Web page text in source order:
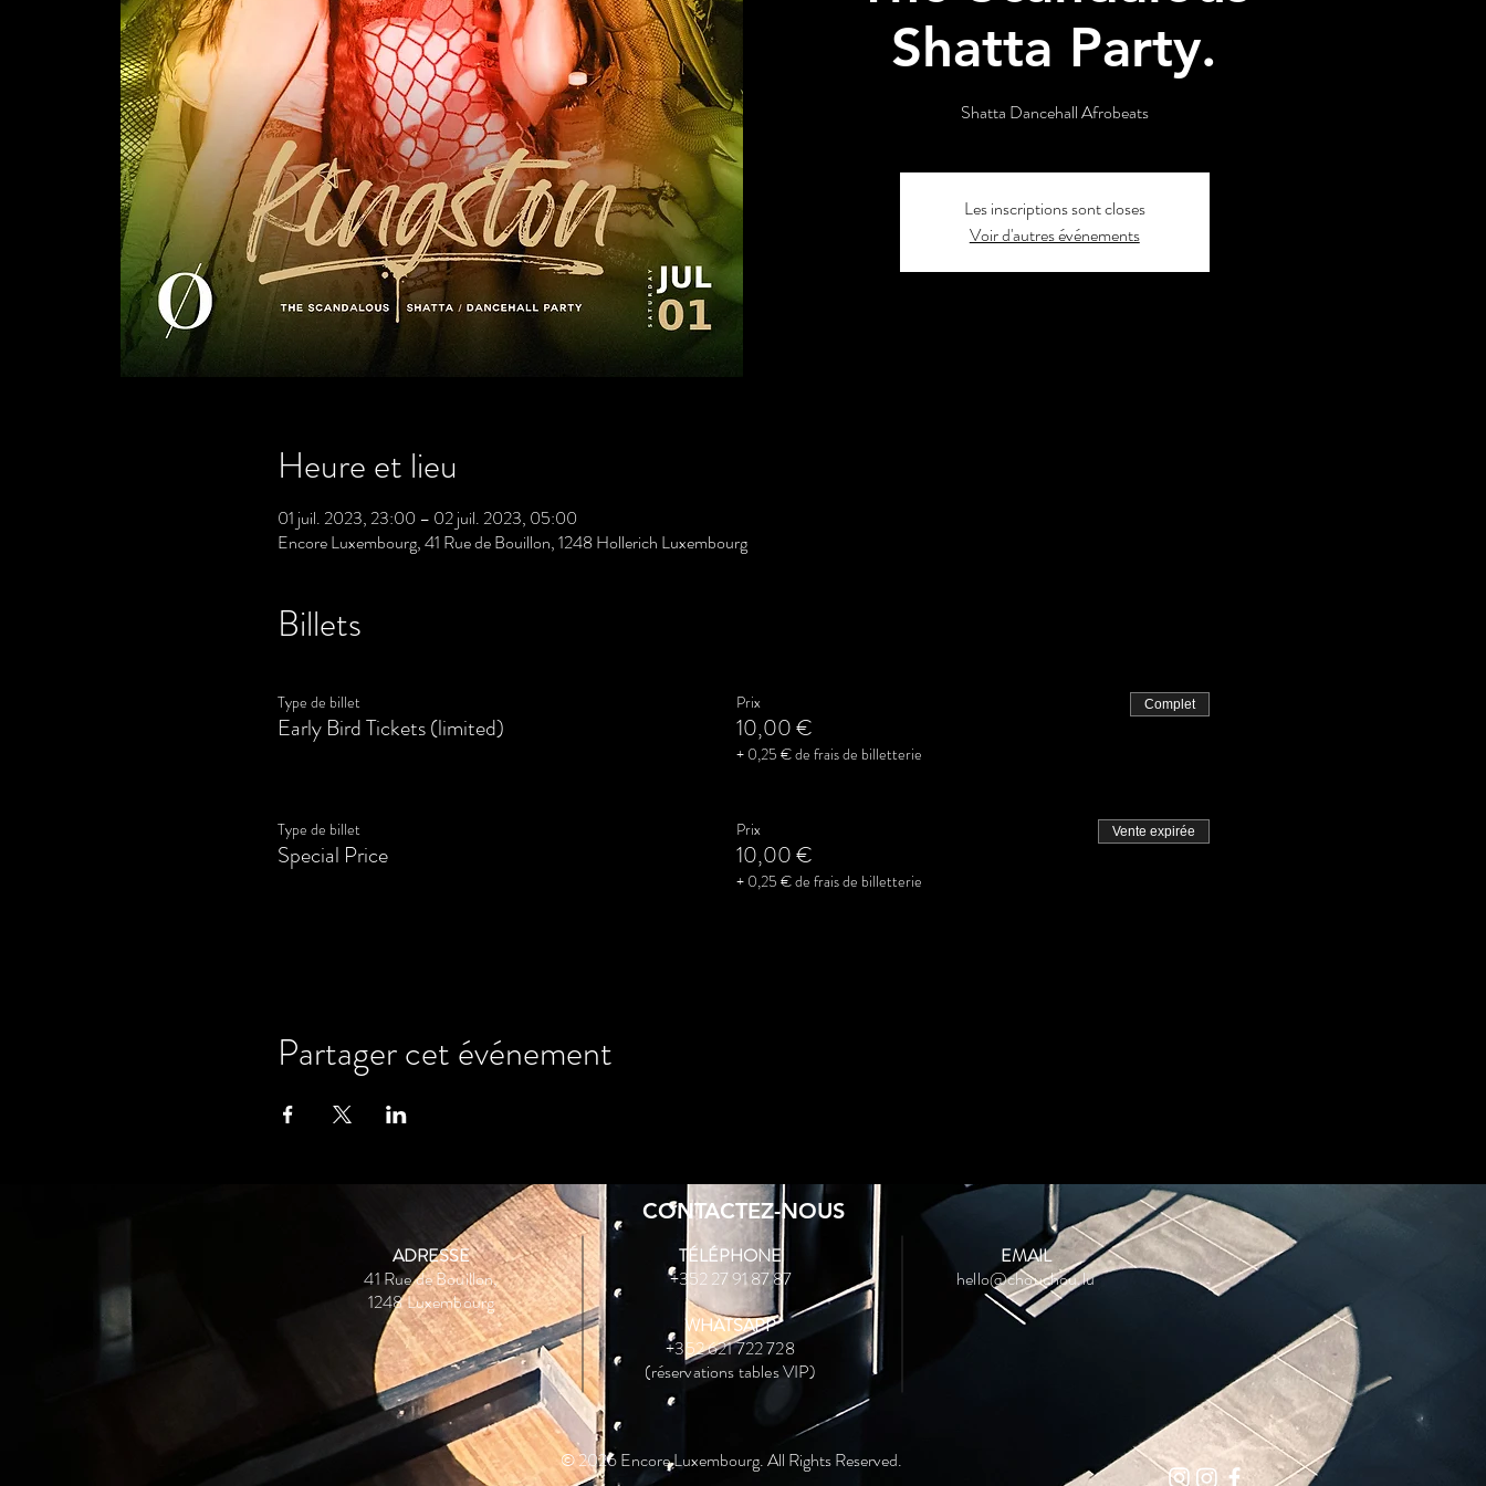
Shatta Party.
Shatta Dancehall Afrobeats
Les inscriptions sont closes
Voir d'autres événements
Heure et lieu
01 juil. 2023, 23:00 – 02 juil. 2023, 05:00
Encore Luxembourg, 41 Rue de Bouillon, 1248 Hollerich Luxembourg
Billets
Type de billet
Early Bird Tickets (limited)
Prix
10,00 €
+ 0,25 € de frais de billetterie
Complet
Type de billet
Special Price
Prix
10,00 €
+ 0,25 € de frais de billetterie
Vente expirée
Partager cet événement
CONTACTEZ-NOUS
ADRESSE
41 Rue de Bouillon,
1248 Luxembourg
TÉLÉPHONE
+352 27 91 87 87
WHATSAPP
+352 621 722 728
(réservations tables VIP)
EMAIL
hello@chouchou.lu
© 2026 Encore Luxembourg. All Rights Reserved.